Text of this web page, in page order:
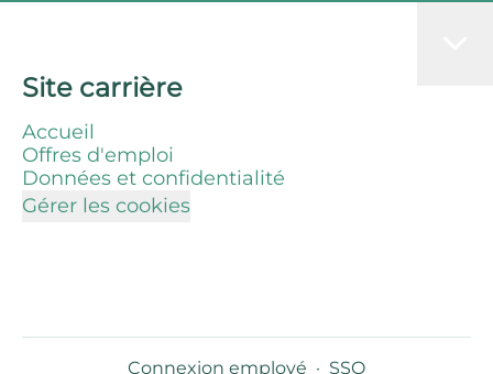
Site carrière
Accueil
Offres d'emploi
Données et confidentialité
Gérer les cookies
Connexion employé · SSO